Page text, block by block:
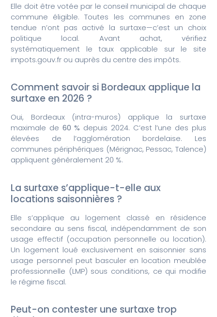
Elle doit être votée par le conseil municipal de chaque
commune éligible. Toutes les communes en zone
tendue n’ont pas activé la surtaxe—c’est un choix
politique local. Avant achat, vérifiez
systématiquement le taux applicable sur le site
impots.gouv.fr ou auprès du centre des impôts.
Comment savoir si Bordeaux applique la
surtaxe en 2026 ?
Oui, Bordeaux (intra-muros) applique la surtaxe
maximale de 60 % depuis 2024. C’est l’une des plus
élevées de l’agglomération bordelaise. Les
communes périphériques (Mérignac, Pessac, Talence)
appliquent généralement 20 %.
La surtaxe s’applique-t-elle aux
locations saisonnières ?
Elle s’applique au logement classé en résidence
secondaire au sens fiscal, indépendamment de son
usage effectif (occupation personnelle ou location).
Un logement loué exclusivement en saisonnier sans
usage personnel peut basculer en location meublée
professionnelle (LMP) sous conditions, ce qui modifie
le régime fiscal.
Peut-on contester une surtaxe trop